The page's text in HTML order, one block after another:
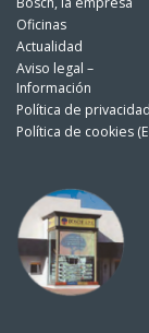
Oficinas
Actualidad
Aviso legal –
Información
Política de privacidad
Política de cookies